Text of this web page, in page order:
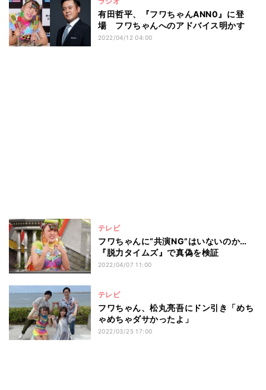
有田哲平、『フワちゃんANN0』に登
場 フワちゃんへのアドバイス明かす
2022/04/12 04:00
テレビ
フワちゃんに“共演NG”はいないのか…
『脱力タイムズ』で真偽を検証
2022/04/07 11:00
テレビ
フワちゃん、松丸亮吾にドン引き「めち
ゃめちゃダサかったよ」
2022/03/25 17:00